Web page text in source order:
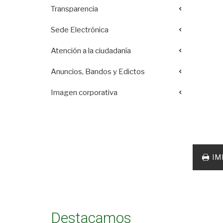
Transparencia
Sede Electrónica
Atención a la ciudadanía
Anuncios, Bandos y Edictos
Imagen corporativa
Destacamos